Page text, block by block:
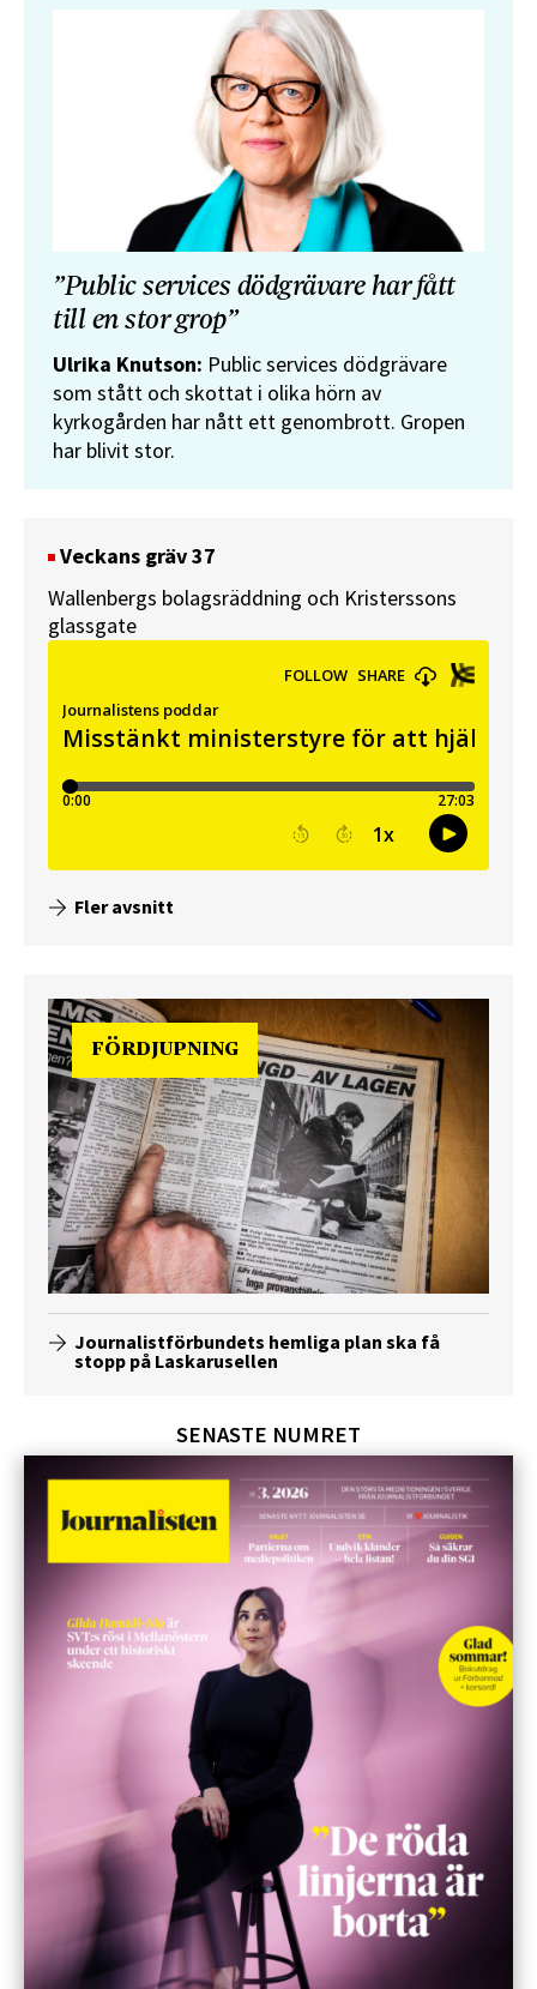
”Public services dödgrävare har fått
till en stor grop”
Ulrika Knutson: Public services dödgrävare
som stått och skottat i olika hörn av
kyrkogården har nått ett genombrott. Gropen
har blivit stor.
Veckans gräv 37
Wallenbergs bolagsräddning och Kristerssons
glassgate
Fler avsnitt
FÖRDJUPNING
Journalistförbundets hemliga plan ska få
stopp på Laskarusellen
SENASTE NUMRET